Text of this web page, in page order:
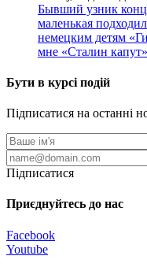
Бывший узник
маленькая
немецким детям
мне «Сталин
Бути в курсі подій
Підписатися на останні
Підписатися
Приєднуйтесь до нас
Facebook
Youtube